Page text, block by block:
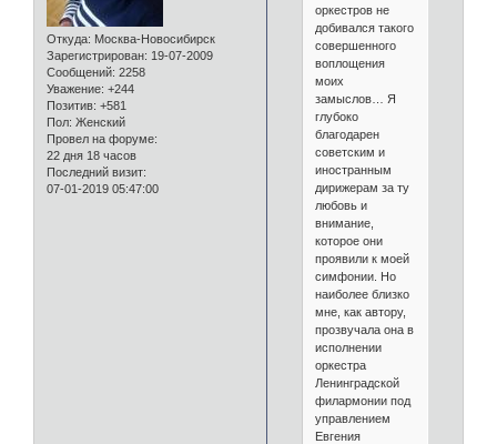
Откуда: Москва-Новосибирск
Зарегистрирован: 19-07-2009
Сообщений: 2258
Уважение: +244
Позитив: +581
Пол: Женский
Провел на форуме:
22 дня 18 часов
Последний визит:
07-01-2019 05:47:00
оркестров не
добивался такого
совершенного
воплощения
моих
замыслов… Я
глубоко
благодарен
советским и
иностранным
дирижерам за ту
любовь и
внимание,
которое они
проявили к моей
симфонии. Но
наиболее близко
мне, как автору,
прозвучала она в
исполнении
оркестра
Ленинградской
филармонии под
управлением
Евгения